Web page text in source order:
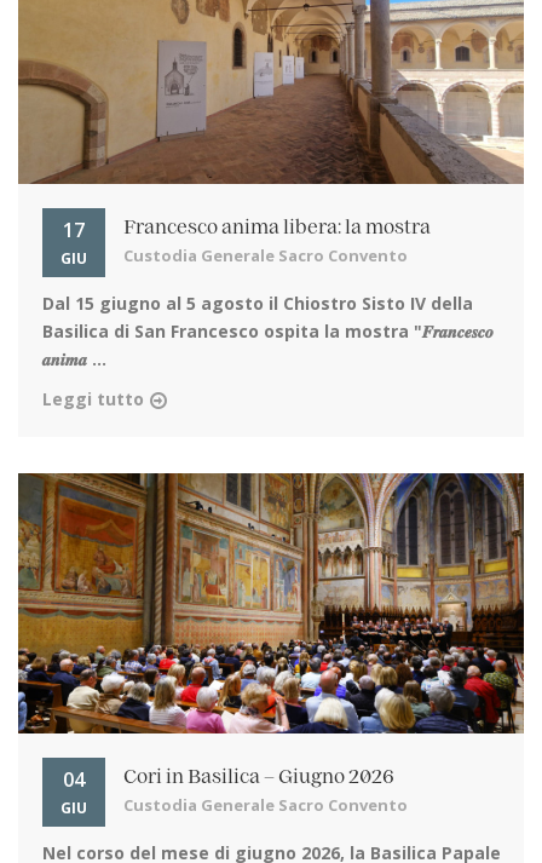
17
GIU
Francesco anima libera: la mostra
Custodia Generale Sacro Convento
Dal 15 giugno al 5 agosto il Chiostro Sisto IV della
Basilica di San Francesco ospita la mostra "𝑭𝒓𝒂𝒏𝒄𝒆𝒔𝒄𝒐
𝒂𝒏𝒊𝒎𝒂 ...
Leggi tutto
04
GIU
Cori in Basilica – Giugno 2026
Custodia Generale Sacro Convento
Nel corso del mese di giugno 2026, la Basilica Papale